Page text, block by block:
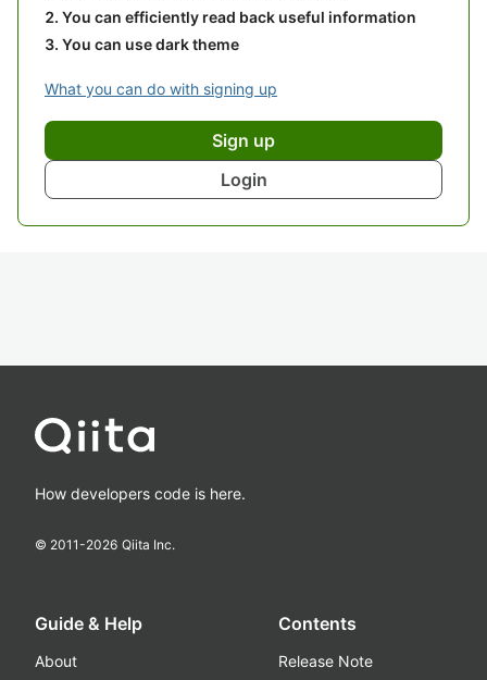
You can efficiently read back useful information
You can use dark theme
What you can do with signing up
Sign up
Login
How developers code is here.
© 2011-2026 Qiita Inc.
Guide & Help
About
Contents
Release Note